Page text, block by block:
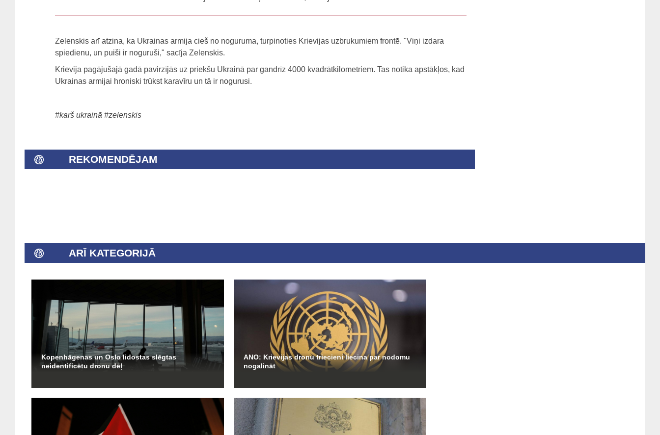
Zelenskis arī atzina, ka Ukrainas armija cieš no noguruma, turpinoties Krievijas uzbrukumiem frontē. "Viņi izdara
spiedienu, un puiši ir noguruši," sacīja Zelenskis.
Krievija pagājušajā gadā pavirzījās uz priekšu Ukrainā par gandrīz 4000 kvadrātkilometriem. Tas notika apstākļos, kad
Ukrainas armijai hroniski trūkst karavīru un tā ir nogurusi.
#karš ukrainā #zelenskis
REKOMENDĒJAM
ARĪ KATEGORIJĀ
Kopenhāgenas un Oslo lidostas slēgtas
neidentificētu dronu dēļ
ANO: Krievijas dronu triecieni liecina par nodomu
nogalināt